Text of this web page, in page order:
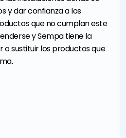
y dar confianza a los
que no cumplan este
y Sempa tiene la
o sustituir los productos que